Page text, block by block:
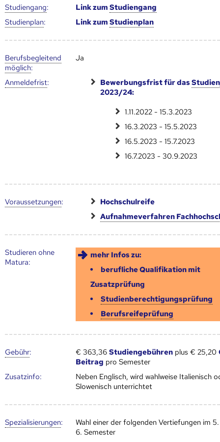
Studien­gang: Link zumStudien­gang
Studien­plan: Link zumStudien­plan
Berufs­begleitend
möglich:
Ja
Anmelde­frist: Bewerbungsfrist für das
2023/24:
1.11.2022 - 15.3.2023
16.3.2023 - 15.5.2023
16.5.2023 - 15.7.2023
16.7.2023 - 30.9.2023
Voraus­setzungen:
Hochschulreife
Aufnahmeverfahren
Studieren ohne
Matura:
mehr Infos zu:
berufliche Qualifikation mit
Zusatzprüfung
Studienberechtigungsprüfung
Berufsreifeprüfung
Gebühr: € 363,36Studiengebühren plus € 25,20
Beitrag pro Semester
Zusatz­info:
Neben Englisch, wird wahlweise Italienisch
Slowenisch unterrichtet
Speziali­sierungen:
Wahl einer der folgenden Vertiefungen im
6. Semester